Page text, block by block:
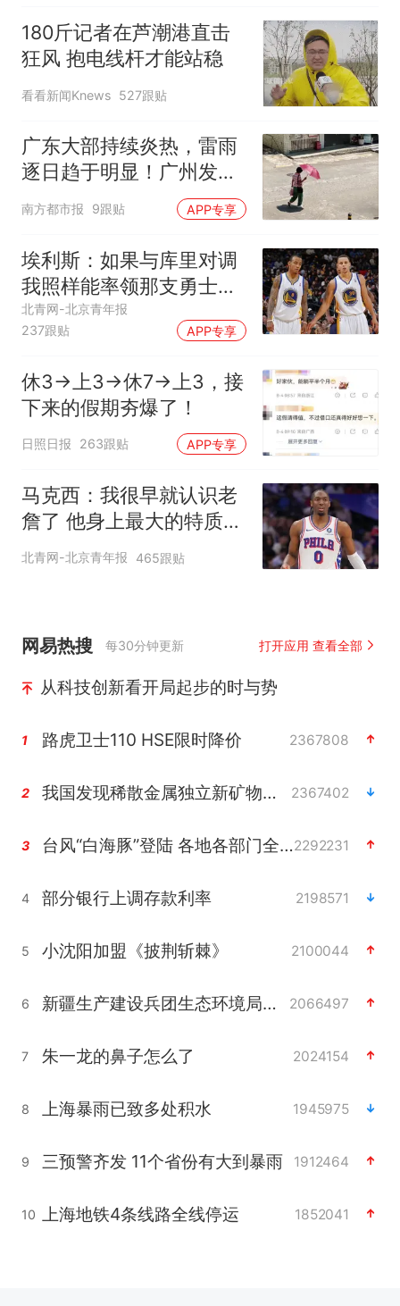
180斤记者在芦潮港直击
狂风 抱电线杆才能站稳
看看新闻Knews 527跟贴
广东大部持续炎热，雷雨
逐日趋于明显！广州发布
高温橙色预警
南方都市报 9跟贴 APP专享
埃利斯：如果与库里对调
我照样能率领那支勇士取
得现在的成就
北青网-北京青年报
237跟贴
APP专享
休3→上3→休7→上3，接
下来的假期夯爆了！
日照日报 263跟贴 APP专享
马克西：我很早就认识老
詹了 他身上最大的特质就
是谦逊
北青网-北京青年报 465跟贴
网易热搜 每30分钟更新 打开应用 查看全部
从科技创新看开局起步的时与势
1 路虎卫士110 HSE限时降价 2367808
2 我国发现稀散金属独立新矿物——乌斯河锗矿 2367402
3 台风“白海豚”登陆 各地各部门全力应对2292231
4 部分银行上调存款利率 2198571
5 小沈阳加盟《披荆斩棘》 2100044
6 新疆生产建设兵团生态环境局原局长被查 2066497
7 朱一龙的鼻子怎么了 2024154
8 上海暴雨已致多处积水 1945975
9 三预警齐发 11个省份有大到暴雨 1912464
10 上海地铁4条线路全线停运 1852041